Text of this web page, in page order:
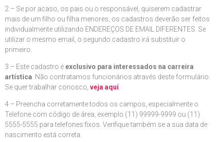
2 – Se por acaso, os pais ou o responsável, quiserem cadastrar
mais de um filho ou filha menores, os cadastros deverão ser feitos
individualmente utilizando ENDEREÇOS DE EMAIL DIFERENTES. Se
utilizar o mesmo email, o segundo cadastro irá substituir o
primeiro.
3 – Este cadastro é exclusivo para interessados na carreira
artística . Não contratamos funcionários através deste formulário.
Se quer trabalhar conosco, veja aqui
4 – Preencha corretamente todos os campos, especialmente o
Telefone com código de área, exemplo (11) 99999-9999 ou (11)
5555-5555 para telefones fixos. Verifique também se a sua data de
nascimento está correta.